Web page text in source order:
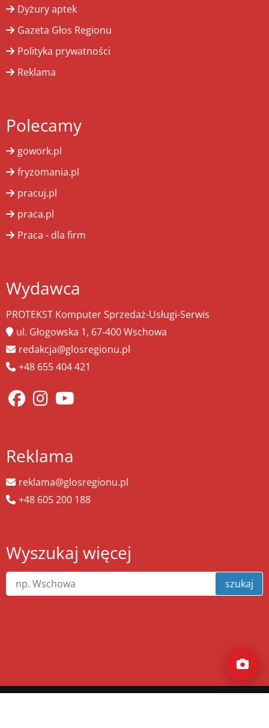
Dyżury aptek
Gazeta Głos Regionu
Polityka prywatności
Reklama
Polecamy
gowork.pl
fryzomania.pl
pracuj.pl
praca.pl
Praca - dla firm
Wydawca
PROTEKST Komputer Sprzedaż-Usługi-Serwis
ul. Głogowska 1, 67-400 Wschowa
redakcja@glosregionu.pl
+48 655 404 421
Reklama
reklama@glosregionu.pl
+48 605 200 188
Wyszukaj więcej
szukaj